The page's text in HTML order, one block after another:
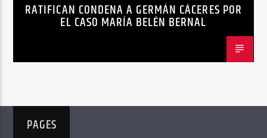
NOTICIAS
SEGURIDAD
RATIFICAN CONDENA A GERMÁN CÁCERES POR
EL CASO MARÍA BELÉN BERNAL
PAGES